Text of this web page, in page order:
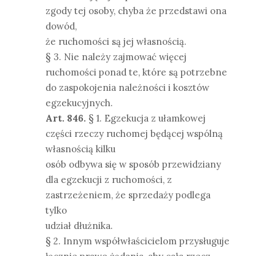
zgody tej osoby, chyba że przedstawi ona
dowód,
że ruchomości są jej własnością.
§ 3. Nie należy zajmować więcej
ruchomości ponad te, które są potrzebne
do zaspokojenia należności i kosztów
egzekucyjnych.
Art. 846. § 1. Egzekucja z ułamkowej
części rzeczy ruchomej będącej wspólną
własnością kilku
osób odbywa się w sposób przewidziany
dla egzekucji z ruchomości, z
zastrzeżeniem, że sprzedaży podlega
tylko
udział dłużnika.
§ 2. Innym współwłaścicielom przysługuje